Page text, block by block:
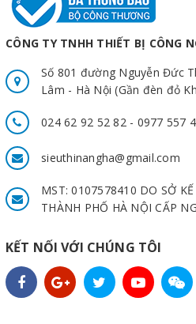
CÔNG TY TNHH THIẾT BỊ CÔNG
Số 801 đường Nguyễn Đức
Lâm - Hà Nội (Gần đèn đỏ
024 62 92 52 82 - 0977 557
sieuthinangha@gmail.com
MST: 0107578410 DO SỞ
THÀNH PHỐ HÀ NỘI CẤP
KẾT NỐI VỚI CHÚNG TÔI